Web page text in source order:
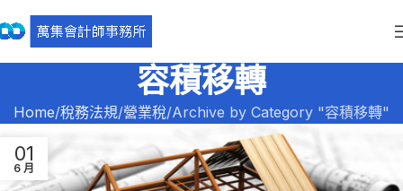
容積移轉
Home 稅務法規 營業稅 Archive by Category "容積移轉"
01
6 月